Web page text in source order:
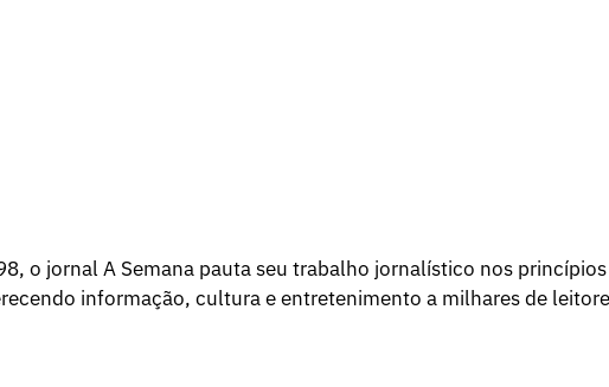
o jornal A Semana pauta seu trabalho jornalístico nos princípios
informação, cultura e entretenimento a milhares de